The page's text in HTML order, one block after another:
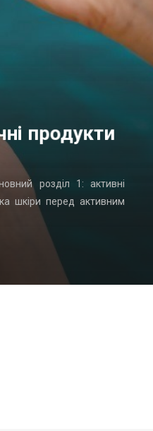
продукти
розділ 1: активні
шкіри перед активним